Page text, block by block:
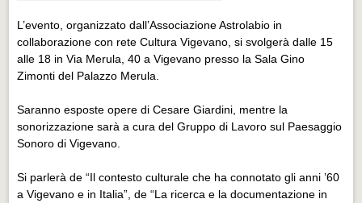
Eventi Vigevano
Eventi Pavia
Eventi Pavia
L’evento, organizzato dall’Associazione Astrolabio in
collaborazione con rete Cultura Vigevano, si svolgerà dalle 15
alle 18 in Via Merula, 40 a Vigevano presso la Sala Gino
Zimonti del Palazzo Merula.
Saranno esposte opere di Cesare Giardini, mentre la
sonorizzazione sarà a cura del Gruppo di Lavoro sul Paesaggio
Sonoro di Vigevano.
Si parlerà de “Il contesto culturale che ha connotato gli anni ’60
a Vigevano e in Italia”, de “La ricerca e la documentazione in